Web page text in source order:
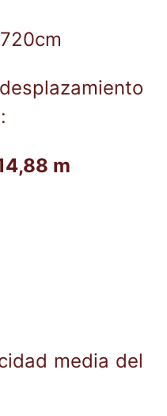
m
media del